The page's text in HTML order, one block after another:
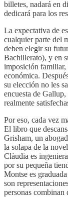
billetes, nadará en
dedicará para los
La expectativa de
cualquier parte del
deben elegir su
Bachillerato), y en
imposición familiar,
económica.
su elección no les
encuesta de Gallup,
realmente
Por eso, cada vez
El libro que
Grisham, un
la solapa de la
Clàudia es
por su pequeña
Montse es
son
personas combinan